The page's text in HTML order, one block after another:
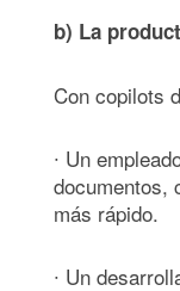
b) La
Con copilots
∙ Un
documentos,
más rápido.
∙ Un